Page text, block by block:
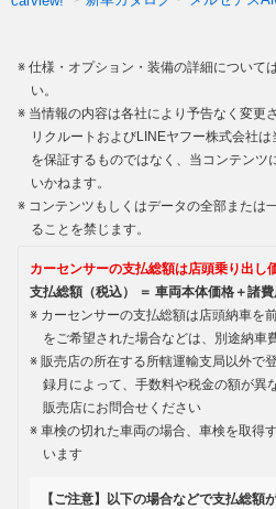
仕様・オプション・装備の詳細について
い。
当情報の内容は各社により予告なく変更
リクルートおよびLINEヤフー株式会社
を保証するものではなく、当コンテンツ
いかねます。
コンテンツもしくはデータの全部または
ることを禁じます。
カーセンサーの支払総額は店頭乗り出し
支払総額（税込） ＝ 車両本体価格＋諸費
カーセンサーの支払総額は店頭納車を
をご希望された場合などは、別途納車
販売店の所在する所轄運輸支局以外で
録月によって、手数料や税金の額が異
販売店にお問合せください
車検の切れた車両の場合、車検を取得
います
【ご注意】以下の場合などで支払総額